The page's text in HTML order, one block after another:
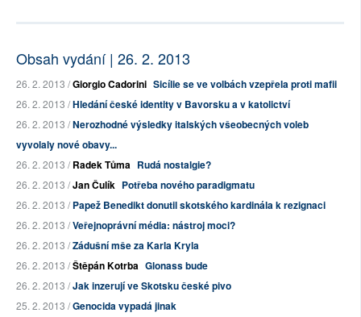
Obsah vydání | 26. 2. 2013
26. 2. 2013 /Giorgio Cadorini Sicílie se ve volbách vzepřela proti mafii
26. 2. 2013 /Hledání české identity v Bavorsku a v katolictví
26. 2. 2013 /Nerozhodné výsledky italských všeobecných voleb
vyvolaly nové obavy...
26. 2. 2013 /Radek Tůma Rudá nostalgie?
26. 2. 2013 /Jan Čulík Potřeba nového paradigmatu
26. 2. 2013 /Papež Benedikt donutil skotského kardinála k rezignaci
26. 2. 2013 /Veřejnoprávní média: nástroj moci?
26. 2. 2013 /Zádušní mše za Karla Kryla
26. 2. 2013 /Štěpán Kotrba Glonass bude
26. 2. 2013 /Jak inzerují ve Skotsku české pivo
25. 2. 2013 /Genocida vypadá jinak